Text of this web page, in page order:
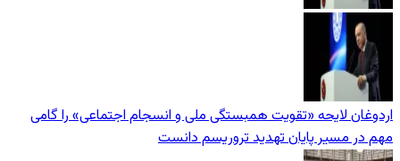
اردوغان لایحه «تقویت همبستگی ملی و انسجام اجتماعی» را گامی
مهم در مسیر پایان تهدید تروریسم دانست